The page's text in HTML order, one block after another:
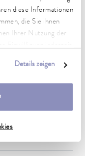
diese Informationen
die Sie ihnen
Ihrer Nutzung der
Details zeigen